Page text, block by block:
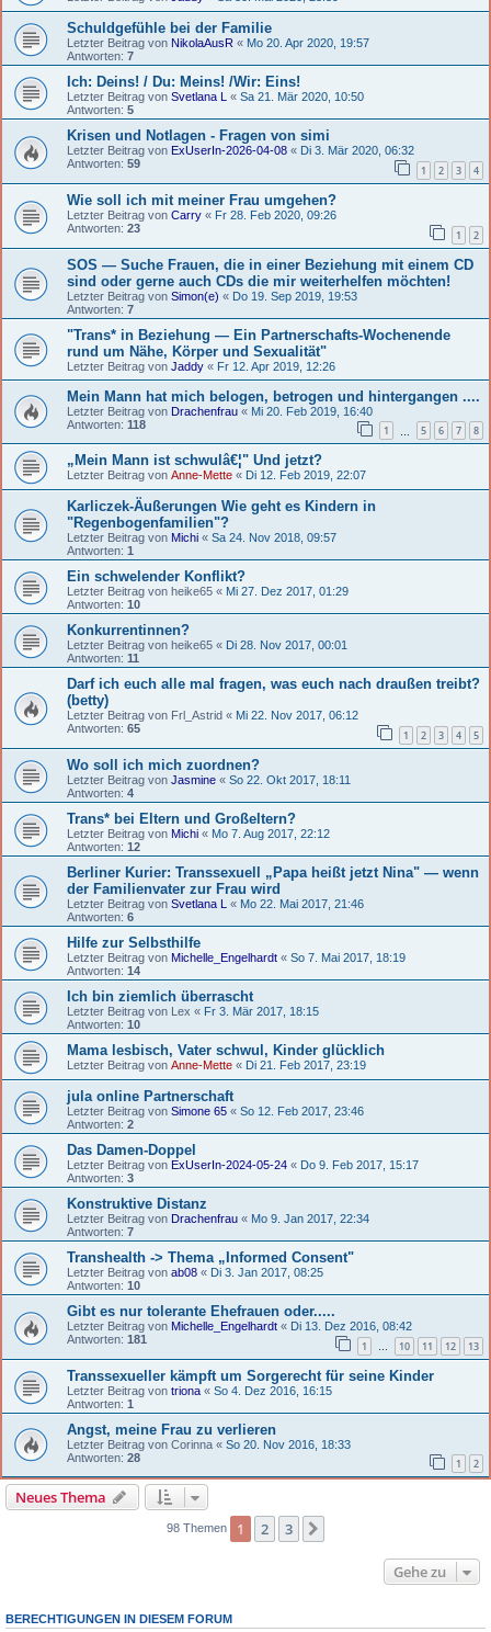
Schuldgefühle bei der Familie
Letzter Beitrag von NikolaAusR « Mo 20. Apr 2020, 19:57
Antworten: 7
Ich: Deins! / Du: Meins! /Wir: Eins!
Letzter Beitrag von Svetlana L « Sa 21. Mär 2020, 10:50
Antworten: 5
Krisen und Notlagen - Fragen von simi
Letzter Beitrag von ExUserIn-2026-04-08 « Di 3. Mär 2020, 06:32
Antworten: 59 1 2 3 4
Wie soll ich mit meiner Frau umgehen?
Letzter Beitrag von Carry « Fr 28. Feb 2020, 09:26
Antworten: 23 1 2
SOS — Suche Frauen, die in einer Beziehung mit einem CD
sind oder gerne auch CDs die mir weiterhelfen möchten!
Letzter Beitrag von Simon(e) « Do 19. Sep 2019, 19:53
Antworten: 7
"Trans* in Beziehung — Ein Partnerschafts-Wochenende
rund um Nähe, Körper und Sexualität"
Letzter Beitrag von Jaddy « Fr 12. Apr 2019, 12:26
Mein Mann hat mich belogen, betrogen und hintergangen ....
Letzter Beitrag von Drachenfrau « Mi 20. Feb 2019, 16:40
Antworten: 118 1 5 6 7 8
„Mein Mann ist schwulâ€¦" Und jetzt?
Letzter Beitrag von Anne-Mette « Di 12. Feb 2019, 22:07
Karliczek-Äußerungen Wie geht es Kindern in
"Regenbogenfamilien"?
Letzter Beitrag von Michi « Sa 24. Nov 2018, 09:57
Antworten: 1
Ein schwelender Konflikt?
Letzter Beitrag von heike65 « Mi 27. Dez 2017, 01:29
Antworten: 10
Konkurrentinnen?
Letzter Beitrag von heike65 « Di 28. Nov 2017, 00:01
Antworten: 11
Darf ich euch alle mal fragen, was euch nach draußen treibt?
(betty)
Letzter Beitrag von Frl_Astrid « Mi 22. Nov 2017, 06:12
Antworten: 65 1 2 3 4 5
Wo soll ich mich zuordnen?
Letzter Beitrag von Jasmine « So 22. Okt 2017, 18:11
Antworten: 4
Trans* bei Eltern und Großeltern?
Letzter Beitrag von Michi « Mo 7. Aug 2017, 22:12
Antworten: 12
Berliner Kurier: Transsexuell „Papa heißt jetzt Nina" — wenn
der Familienvater zur Frau wird
Letzter Beitrag von Svetlana L « Mo 22. Mai 2017, 21:46
Antworten: 6
Hilfe zur Selbsthilfe
Letzter Beitrag von Michelle_Engelhardt « So 7. Mai 2017, 18:19
Antworten: 14
Ich bin ziemlich überrascht
Letzter Beitrag von Lex « Fr 3. Mär 2017, 18:15
Antworten: 10
Mama lesbisch, Vater schwul, Kinder glücklich
Letzter Beitrag von Anne-Mette « Di 21. Feb 2017, 23:19
jula online Partnerschaft
Letzter Beitrag von Simone 65 « So 12. Feb 2017, 23:46
Antworten: 2
Das Damen-Doppel
Letzter Beitrag von ExUserIn-2024-05-24 « Do 9. Feb 2017, 15:17
Antworten: 3
Konstruktive Distanz
Letzter Beitrag von Drachenfrau « Mo 9. Jan 2017, 22:34
Antworten: 7
Transhealth -> Thema „Informed Consent"
Letzter Beitrag von ab08 « Di 3. Jan 2017, 08:25
Antworten: 10
Gibt es nur tolerante Ehefrauen oder.....
Letzter Beitrag von Michelle_Engelhardt « Di 13. Dez 2016, 08:42
Antworten: 181 1 … 10 11 12 13
Transsexueller kämpft um Sorgerecht für seine Kinder
Letzter Beitrag von triona « So 4. Dez 2016, 16:15
Antworten: 1
Angst, meine Frau zu verlieren
Letzter Beitrag von Corinna « So 20. Nov 2016, 18:33
Antworten: 28 1 2
Neues Thema
98 Themen 1 2 3
Gehe zu
BERECHTIGUNGEN IN DIESEM FORUM